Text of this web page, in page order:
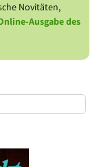
Novitäten,
Ausgabe des